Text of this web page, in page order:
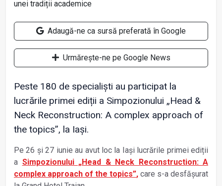
Adaugă-ne ca sursă preferată în Google
Urmărește-ne pe Google News
Peste 180 de specialiști au participat la
lucrările primei ediții a Simpozionului „Head &
Neck Reconstruction: A complex approach of
the topics”, la Iași.
Pe 26 și 27 iunie au avut loc la Iași lucrările primei ediții
a Simpozionului „Head & Neck Reconstruction: A
complex approach of the topics”, care s-a desfășurat